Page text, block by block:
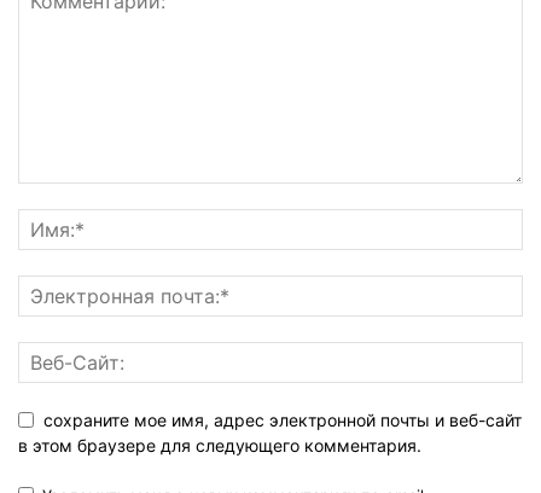
сохраните мое имя, адрес электронной почты и веб-сайт
в этом браузере для следующего комментария.